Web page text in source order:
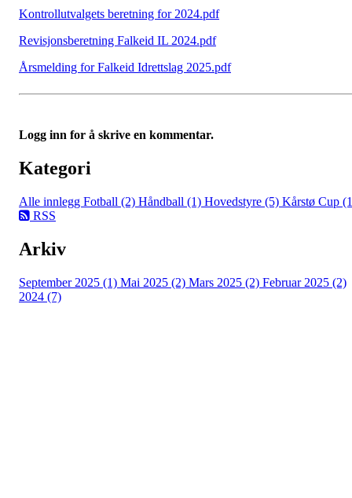
Kontrollutvalgets beretning for 2024.pdf
Revisjonsberetning Falkeid IL 2024.pdf
Årsmelding for Falkeid Idrettslag 2025.pdf
Logg inn for å skrive en kommentar.
Kategori
Alle innlegg Fotball (2) Håndball (1) Hovedstyre (5) Kårstø Cup
RSS
Arkiv
September 2025 (1) Mai 2025 (2) Mars 2025 (2) Februar 2025 (2)
2024 (7)